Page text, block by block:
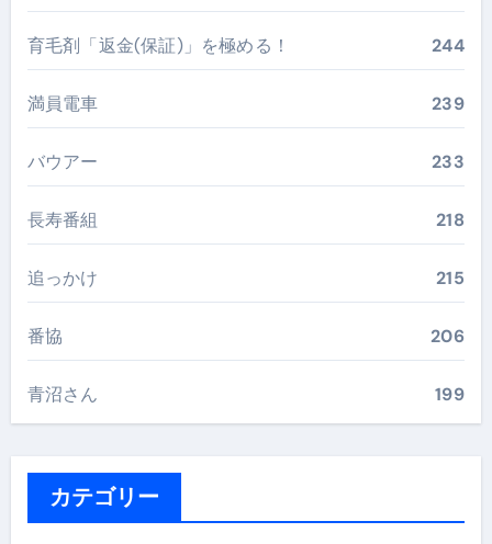
育毛剤「返金(保証)」を極める！ 244
満員電車 239
バウアー 233
長寿番組 218
追っかけ 215
番協 206
青沼さん 199
カテゴリー